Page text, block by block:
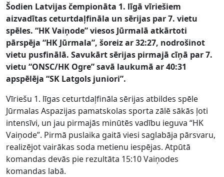
Šodien Latvijas čempionāta 1. līgā vīriešiem
aizvadītas ceturtdaļfināla un sērijas par 7. vietu
spēles. “HK Vaiņode” viesos Jūrmalā atkārtoti
pārspēja “HK Jūrmala”, šoreiz ar 32:27, nodrošinot
vietu pusfinālā. Savukārt sērijas pirmajā cīņā par 7.
vietu “ONSC/HK Ogre” savā laukumā ar 40:31
apspēlēja “SK Latgols juniori”.
Vīriešu 1. līgas ceturtdaļfināla sērijas atbildes spēle
Jūrmalas Aspazijas pamatskolas sporta zālē sākās ļoti
intensīvi, un jau pirmajās minūtēs vadību ieguva “HK
Vaiņode”. Pirmā puslaika gaitā viesi saglabāja pārsvaru,
realizējot vairākas soda metienu iespējas. Atpūtā
komandas devās pie rezultāta 15:10 Vaiņodes
komandas labā.